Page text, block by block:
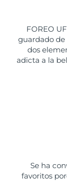
FOREO
guardado de
dos
adicta a la
Se ha
favoritos